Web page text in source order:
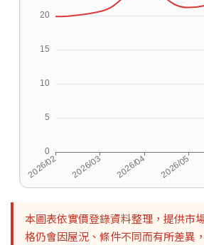
本圖表依實價登錄資料整理，提供市
格仍會因屋況、條件不同而有所差異